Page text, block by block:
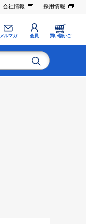
会社情報 採用情報
メルマガ 会員 買い物かご